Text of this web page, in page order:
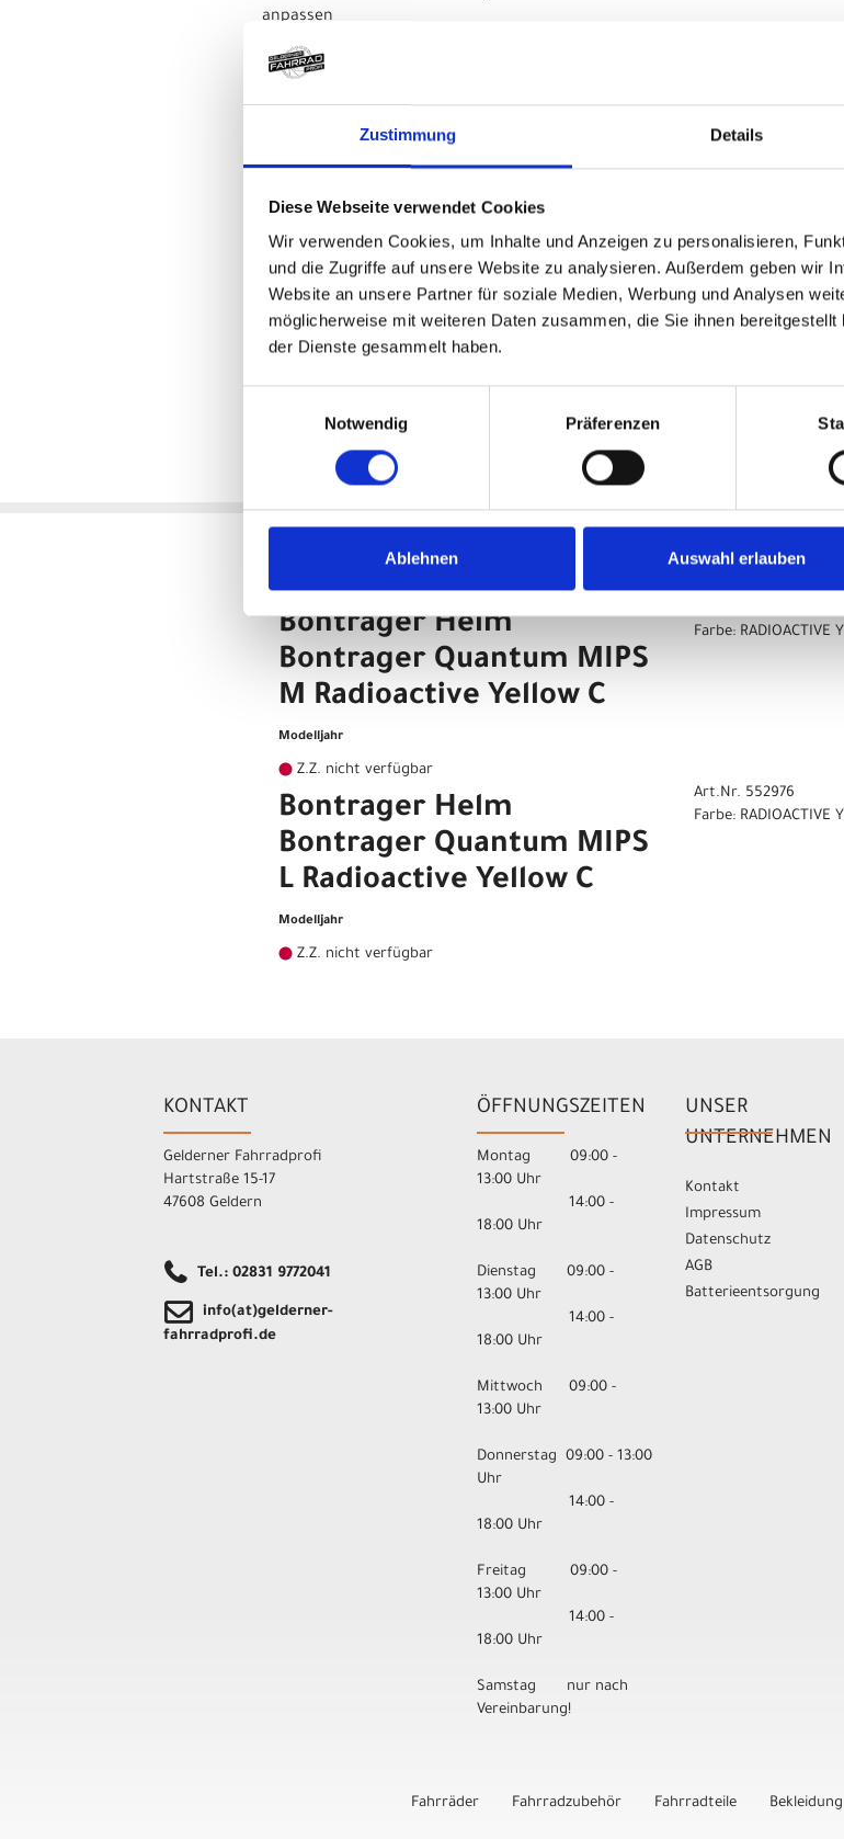
Zustimmung Details
Diese Webseite verwendet Cookies
Wir verwenden Cookies, um Inhalte und Anzeigen zu personalisieren,
und die Zugriffe auf unsere Website zu analysieren. Außerdem geben wir
Website an unsere Partner für soziale Medien, Werbung und Analysen
möglicherweise mit weiteren Daten zusammen, die Sie ihnen
der Dienste gesammelt haben.
Notwendig
Präferenzen
Ablehnen Auswahl erlauben
anpassen
- Unsere Crash Replacement Guarantee bietet kostenlosen Ersatz, wenn
Multi-Directional Impact Protection System
Mips, das in jahrelanger Forschungsarbeit entwickelt wurde, unterstützt den
- Materialtyp: Feuchtigkeitsabführende Polster
Herstellerdaten gem. GPSR
Marke Bontrager: Trek Bicycle GmbH
06116 Halle (Saale)
E-Mail: marketing_gas@trekbikes.com
Varianten
Bontrager Helm
Bontrager Quantum MIPS
M Radioactive Yellow C
Modelljahr
Z.Z. nicht verfügbar
Farbe: RADIOACTIVE
Bontrager Helm
Bontrager Quantum MIPS
L Radioactive Yellow C
Modelljahr
Z.Z. nicht verfügbar
Art.Nr. 552976
Farbe: RADIOACTIVE
KONTAKT
Gelderner Fahrradprofi
Hartstraße 15-17
47608 Geldern
Tel.: 02831 9772041
info(at)gelderner-
fahrradprofi.de
ÖFFNUNGSZEITEN
Montag 09:00 -
13:00 Uhr
14:00 -
18:00 Uhr
Dienstag 09:00 -
13:00 Uhr
14:00 -
18:00 Uhr
Mittwoch 09:00 -
13:00 Uhr
Donnerstag 09:00 - 13:00
Uhr
14:00 -
18:00 Uhr
Freitag 09:00 -
13:00 Uhr
14:00 -
18:00 Uhr
Samstag nur nach
Vereinbarung!
UNSER
UNTERNEHMEN
Kontakt
Impressum
Datenschutz
AGB
Batterieentsorgung
Fahrräder Fahrradzubehör Fahrradteile Bekleidung